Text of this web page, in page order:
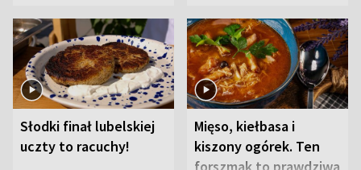
Słodki finał lubelskiej
uczty to racuchy!
Mięso, kiełbasa i
kiszony ogórek. Ten